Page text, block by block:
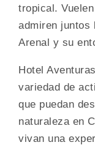
tropical.
admiren juntos
Arenal y su
Hotel
variedad de
que puedan
naturaleza en
vivan una